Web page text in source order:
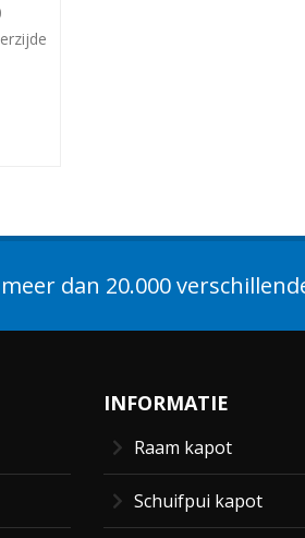
dan 20.000
INFORMATIE
Raam kapot
Schuifpui kapot